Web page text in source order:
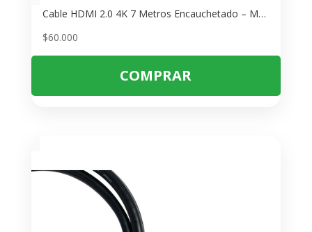
Cable HDMI 2.0 4K 7 Metros Encauchetado – Máxima Calidad de Video
$60.000
COMPRAR